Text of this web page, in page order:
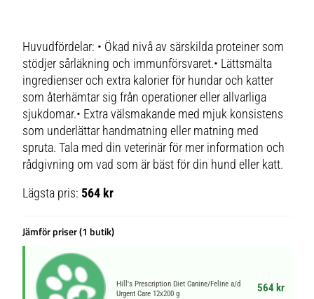
Huvudfördelar: • Ökad nivå av särskilda proteiner som
stödjer sårläkning och immunförsvaret.• Lättsmälta
ingredienser och extra kalorier för hundar och katter
som återhämtar sig från operationer eller allvarliga
sjukdomar.• Extra välsmakande med mjuk konsistens
som underlättar handmatning eller matning med
spruta. Tala med din veterinär för mer information och
rådgivning om vad som är bäst för din hund eller katt.
Lägsta pris:564 kr
Jämför priser (1 butik)
Hill's Prescription Diet Canine/Feline a/d
Urgent Care 12x200 g
564 kr